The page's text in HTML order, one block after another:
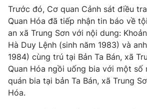
Photo
Video Shorts
VTV Money VTV Thể
Trước đó, Cơ quan Cảnh sát điều
Quan Hóa đã tiếp nhận tin báo về
an xã Trung Sơn với nội dung:
Hà Duy Lệnh (sinh năm 1983) và
1984) cùng trú tại Bản Ta Bán, xã
Quan Hóa ngồi uống bia với một số
quán bia tại bản Ta Bán, xã Trung
Hóa.